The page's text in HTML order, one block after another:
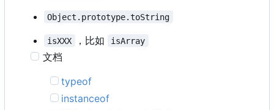
Object.prototype.toString
isXXX ，比如 isArray
文档
typeof
instanceof